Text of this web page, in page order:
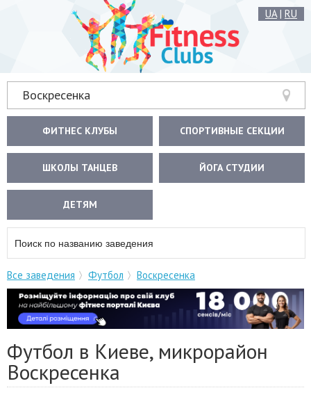
UA| RU
Воскресенка
ФИТНЕС КЛУБЫ СПОРТИВНЫЕ СЕКЦИИ
ШКОЛЫ ТАНЦЕВ ЙОГА СТУДИИ
ДЕТЯМ
Все заведения Футбол Воскресенка
Футбол в Киеве, микрорайон
Воскресенка